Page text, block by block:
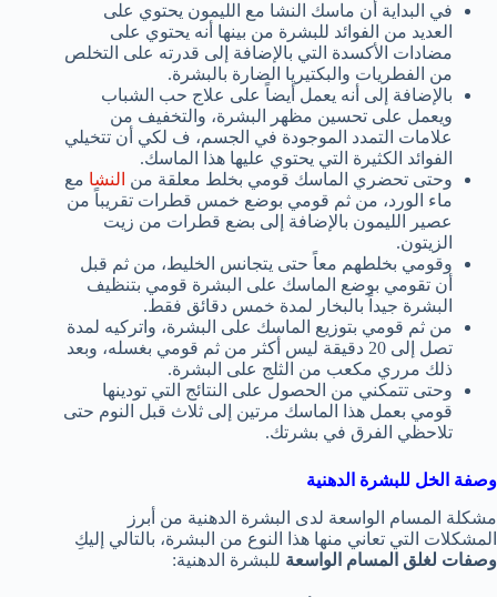
في البداية أن ماسك النشا مع الليمون يحتوي على
العديد من الفوائد للبشرة من بينها أنه يحتوي على
مضادات الأكسدة التي بالإضافة إلى قدرته على التخلص
من الفطريات والبكتيريا الضارة بالبشرة.
بالإضافة إلى أنه يعمل أيضاً على علاج حب الشباب
ويعمل على تحسين مظهر البشرة، والتخفيف من
علامات التمدد الموجودة في الجسم، ف لكي أن تتخيلي
الفوائد الكثيرة التي يحتوي عليها هذا الماسك.
وحتى تحضري الماسك قومي بخلط معلقة من النشا مع
ماء الورد، من ثم قومي بوضع خمس قطرات تقريباً من
عصير الليمون بالإضافة إلى بضع قطرات من زيت
الزيتون.
وقومي بخلطهم معاً حتى يتجانس الخليط، من ثم قبل
أن تقومي بوضع الماسك على البشرة قومي بتنظيف
البشرة جيداً بالبخار لمدة خمس دقائق فقط.
من ثم قومي بتوزيع الماسك على البشرة، واتركيه لمدة
تصل إلى 20 دقيقة ليس أكثر من ثم قومي بغسله، وبعد
ذلك مرري مكعب من الثلج على البشرة.
وحتى تتمكني من الحصول على النتائج التي تودينها
قومي بعمل هذا الماسك مرتين إلى ثلاث قبل النوم حتى
تلاحظي الفرق في بشرتك.
وصفة الخل للبشرة الدهنية
مشكلة المسام الواسعة لدى البشرة الدهنية من أبرز
المشكلات التي تعاني منها هذا النوع من البشرة، بالتالي إليكِ
وصفات لغلق المسام الواسعة للبشرة الدهنية: